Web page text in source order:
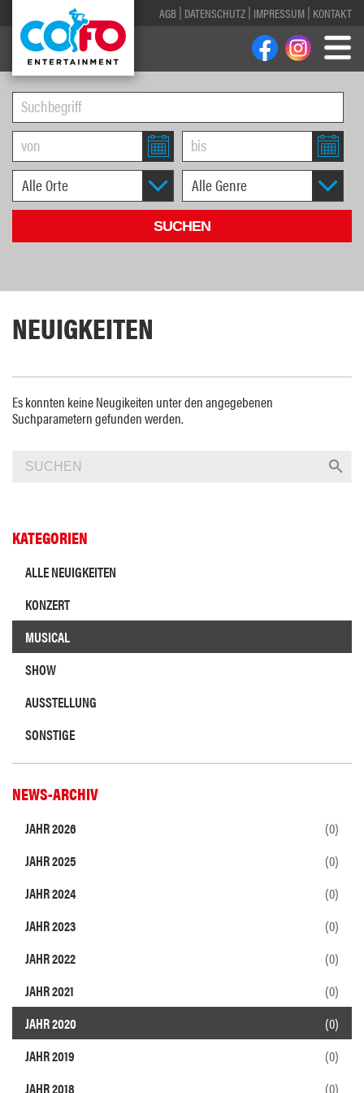
AGB DATENSCHUTZ IMPRESSUM KONTAKT
NEUIGKEITEN
Es konnten keine Neugikeiten unter den angegebenen
Suchparametern gefunden werden.
KATEGORIEN
ALLE NEUIGKEITEN
KONZERT
MUSICAL
SHOW
AUSSTELLUNG
SONSTIGE
NEWS-ARCHIV
JAHR 2026
(0)
JAHR 2025
(0)
JAHR 2024
(0)
JAHR 2023
(0)
JAHR 2022
(0)
JAHR 2021
(0)
JAHR 2020
(0)
JAHR 2019
(0)
JAHR 2018
(0)